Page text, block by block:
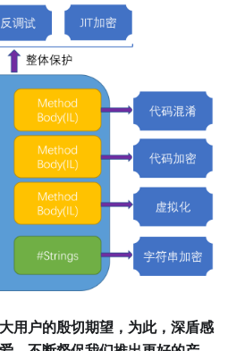
用户的殷切期望，为此，深盾感